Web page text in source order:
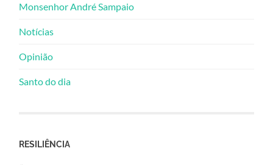
Monsenhor André Sampaio
Notícias
Opinião
Santo do dia
RESILIÊNCIA